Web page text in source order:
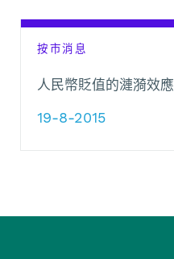
按市消息
人民幣貶值的漣漪效應
19-8-2015